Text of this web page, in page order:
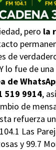
pero la
de
lo fue de
de
519 9914,
de
refuerza
Las
y 99.7